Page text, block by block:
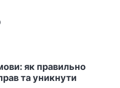
як правильно
та уникнути